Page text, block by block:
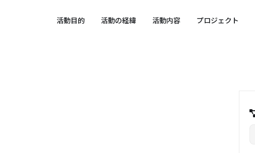
KEIO SPORTS SDGs活動目的 活動の経緯 活動内容 プロジェクト